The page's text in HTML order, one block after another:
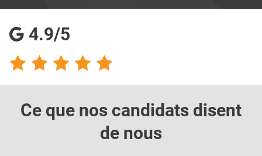
4.9/5
Ce que nos candidats disent
de nous